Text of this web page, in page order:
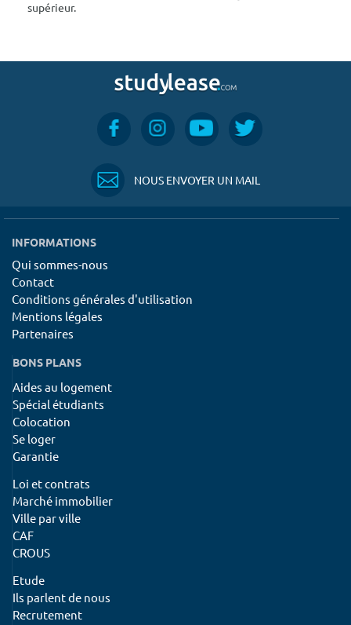
supérieur.
NOUS ENVOYER UN MAIL
INFORMATIONS
Qui sommes-nous
Contact
Conditions générales d'utilisation
Mentions légales
Partenaires
BONS PLANS
Aides au logement
Spécial étudiants
Colocation
Se loger
Garantie
Loi et contrats
Marché immobilier
Ville par ville
CAF
CROUS
Etude
Ils parlent de nous
Recrutement